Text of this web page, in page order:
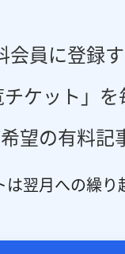
会員に登録
ケット」
望の有料記
翌月への繰り